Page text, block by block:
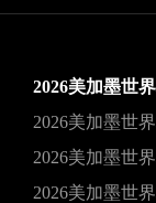
2026美加墨世
2026美加墨世
2026美加墨世
2026美加墨世